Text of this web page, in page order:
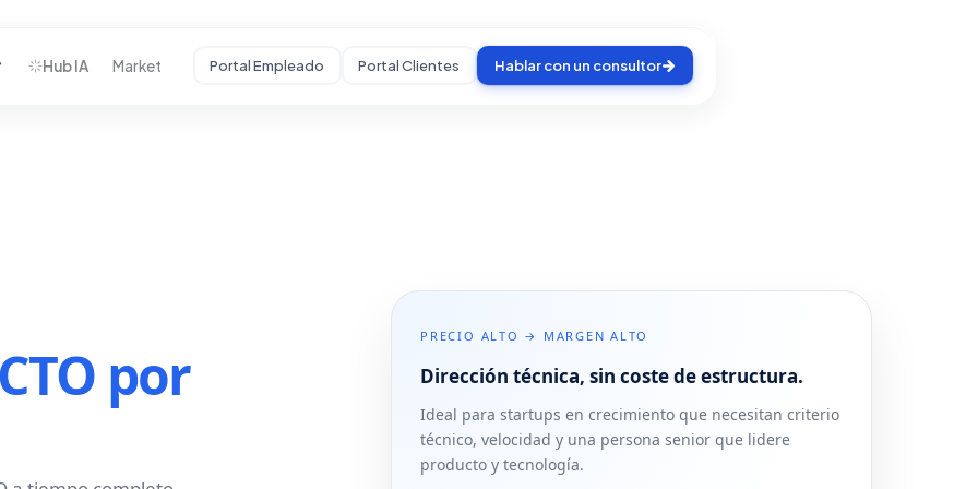
Mentoría
Crecimiento
Hub IA Market Portal Empleado Portal Clientes Hablar con un consultor
por
PRECIO ALTO → MARGEN ALTO
Dirección técnica, sin coste de estructura.
Ideal para startups en crecimiento que necesitan criterio
técnico, velocidad y una persona senior que lidere
producto y tecnología.